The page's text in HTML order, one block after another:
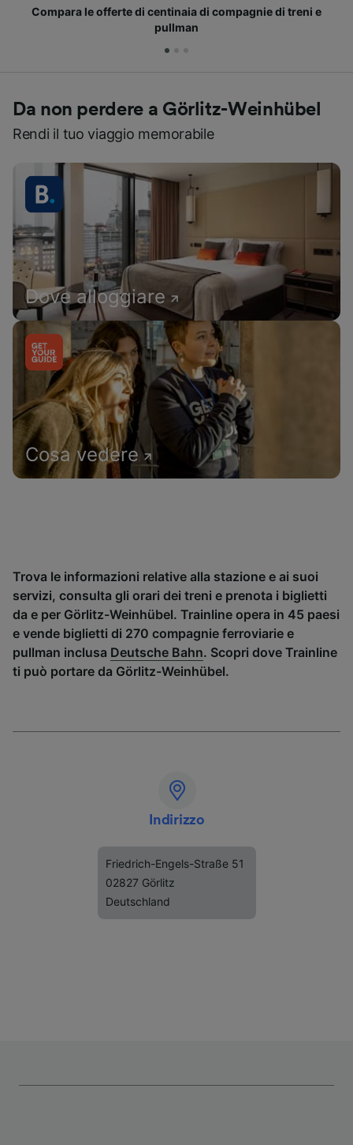
di treni e Unisciti ai milioni di utenti che
Da non perdere a Görlitz-Weinhübel
Rendi il tuo viaggio memorabile
Dove alloggiare
Cosa vedere
Trova le informazioni relative alla stazione e ai suoi
servizi, consulta gli orari dei treni e prenota i biglietti
da e per Görlitz-Weinhübel. Trainline opera in 45 paesi
e vende biglietti di 270 compagnie ferroviarie e
pullman inclusa Deutsche Bahn. Scopri dove Trainline
ti può portare da Görlitz-Weinhübel.
Indirizzo
Friedrich-Engels-Straße 51
02827 Görlitz
Deutschland